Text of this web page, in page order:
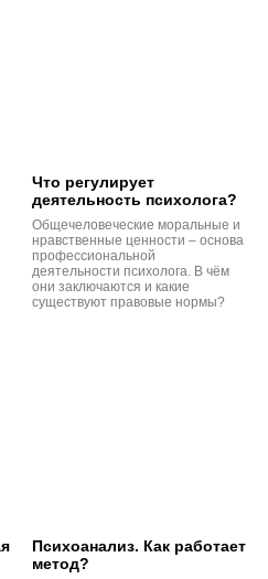
Что регулирует
деятельность психолога?
Общечеловеческие моральные и
нравственные ценности – основа
профессиональной
деятельности психолога. В чём
они заключаются и какие
существуют правовые нормы?
Психоанализ. Как работает
метод?